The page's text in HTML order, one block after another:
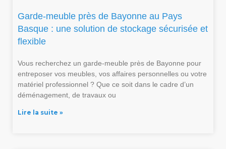
Garde-meuble près de Bayonne au Pays
Basque : une solution de stockage sécurisée et
flexible
Vous recherchez un garde-meuble près de Bayonne pour
entreposer vos meubles, vos affaires personnelles ou votre
matériel professionnel ? Que ce soit dans le cadre d’un
déménagement, de travaux ou
Lire la suite »